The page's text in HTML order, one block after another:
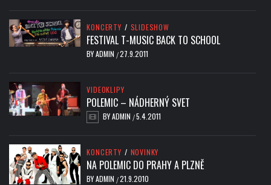
KONCERTY / SLIDESHOW
FESTIVAL T-MUSIC BACK TO SCHOOL
BYADMIN /27.9.2011
VIDEOKLIPY
POLEMIC – NÁDHERNÝ SVET
BYADMIN /5.4.2011
KONCERTY / NOVINKY
NA POLEMIC DO PRAHY A PLZNĚ
BYADMIN /21.9.2010